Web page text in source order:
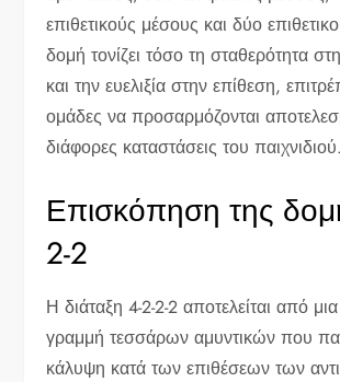
επιθετικούς μέσους και δύο
δομή τονίζει τόσο τη σταθερότητα
και την ευελιξία στην επίθεση,
ομάδες να προσαρμόζονται
διάφορες καταστάσεις του παιχνιδιού.
Επισκόπηση της
2-2
Η διάταξη 4-2-2-2 αποτελείται από
γραμμή τεσσάρων αμυντικών που
κάλυψη κατά των επιθέσεων των